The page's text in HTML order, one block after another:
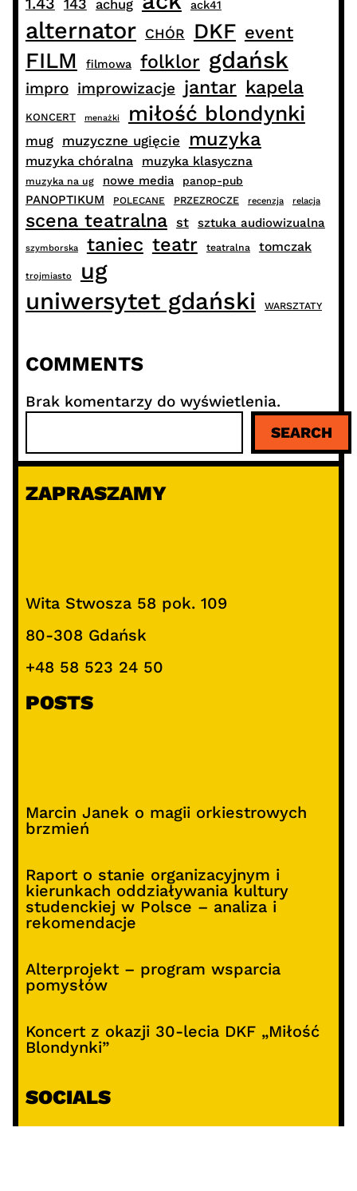
1.43 143 achug ack41
alternator CHÓR DKF event
FILM filmowa folklor gdańsk
impro improwizacje jantar kapela
KONCERT menażki miłość blondynki
mug muzyczne ugięcie muzyka
muzyka chóralna muzyka klasyczna
muzyka na ug nowe media panop-pub
PANOPTIKUM POLECANE PRZEZROCZE recenzja relacja
scena teatralna st sztuka audiowizualna
szymborska taniec teatr teatralna tomczak
trojmiasto
ug
uniwersytet gdański
WARSZTATY
COMMENTS
Brak komentarzy do wyświetlenia.
u
a
SEARCH
ZAPRASZAMY
Wita Stwosza 58 pok. 109
80-308 Gdańsk
+48 58 523 24 50
POSTS
Marcin Janek o magii orkiestrowych
brzmień
Raport o stanie organizacyjnym i
kierunkach oddziaływania kultury
studenckiej w Polsce – analiza i
rekomendacje
Alterprojekt – program wsparcia
pomysłów
Koncert z okazji 30-lecia DKF „Miłość
Blondynki”
SOCIALS